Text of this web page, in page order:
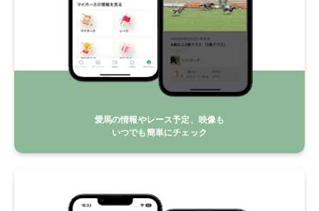
愛馬の情報やレース予定、映像も
いつでも簡単にチェック